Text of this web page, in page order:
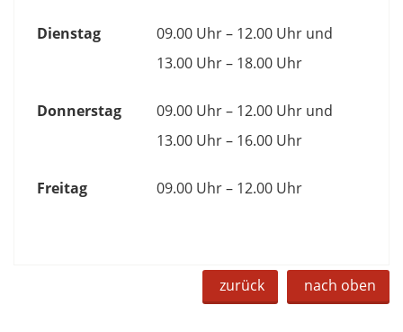
Dienstag
09.00 Uhr – 12.00 Uhr und
13.00 Uhr – 18.00 Uhr
Donnerstag
09.00 Uhr – 12.00 Uhr und
13.00 Uhr – 16.00 Uhr
Freitag 09.00 Uhr – 12.00 Uhr
zurück nach oben